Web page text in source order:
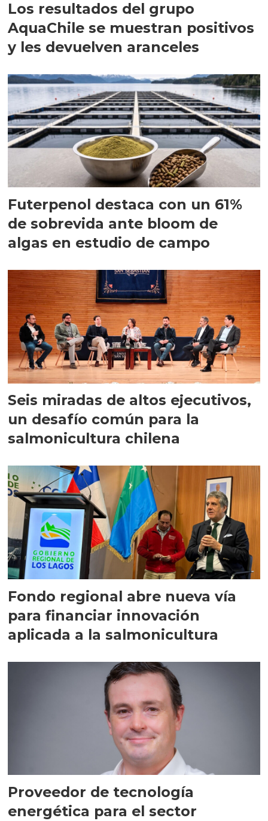
Los resultados del grupo
AquaChile se muestran positivos
y les devuelven aranceles
Futerpenol destaca con un 61%
de sobrevida ante bloom de
algas en estudio de campo
Seis miradas de altos ejecutivos,
un desafío común para la
salmonicultura chilena
Fondo regional abre nueva vía
para financiar innovación
aplicada a la salmonicultura
Proveedor de tecnología
energética para el sector